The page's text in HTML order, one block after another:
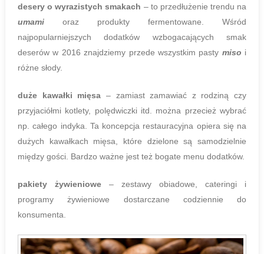
desery o wyrazistych smakach – to przedłużenie trendu na
umami oraz produkty fermentowane. Wśród
najpopularniejszych dodatków wzbogacających smak
deserów w 2016 znajdziemy przede wszystkim pasty miso i
różne słody.
duże kawałki mięsa – zamiast zamawiać z rodziną czy
przyjaciółmi kotlety, polędwiczki itd. można przecież wybrać
np. całego indyka. Ta koncepcja restauracyjna opiera się na
dużych kawałkach mięsa, które dzielone są samodzielnie
między gości. Bardzo ważne jest też bogate menu dodatków.
pakiety żywieniowe – zestawy obiadowe, cateringi i
programy żywieniowe dostarczane codziennie do
konsumenta.